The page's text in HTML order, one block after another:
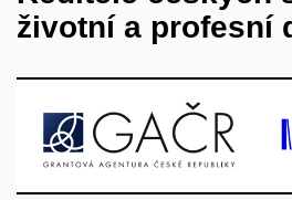
životní a profesní